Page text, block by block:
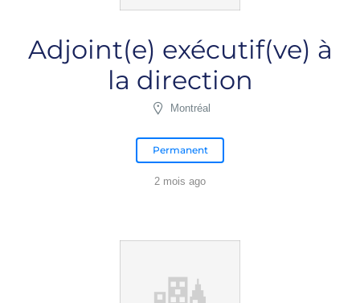
Adjoint(e) exécutif(ve) à
la direction
Montréal
Permanent
2 mois ago